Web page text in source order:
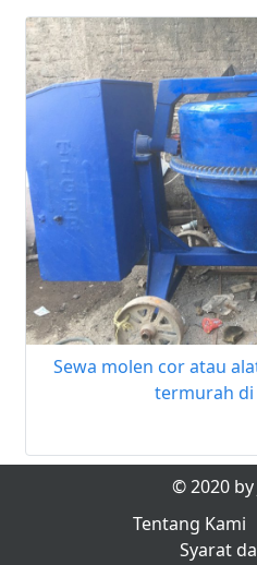
Sewa molen cor atau
termurah
© 2020 by
Tentang Kami
Syarat